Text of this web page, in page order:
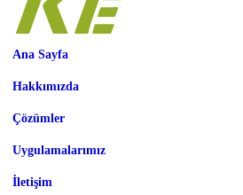
Ana Sayfa
Hakkımızda
Çözümler
Uygulamalarımız
İletişim